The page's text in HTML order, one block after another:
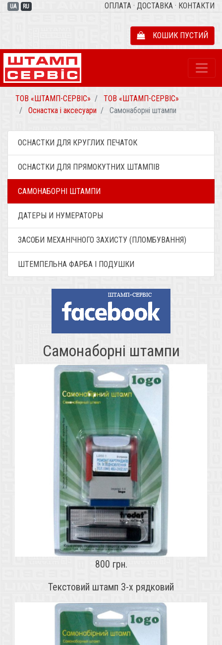
UA RU ОПЛАТА · ДОСТАВКА · КОНТАКТИ
КОШИК ПУСТИЙ
ТОВ «ШТАМП-СЕРВІС»
ТОВ «ШТАМП-СЕРВІС»
Оснастка і аксесуари
Самонаборні штампи
ОСНАСТКИ ДЛЯ КРУГЛИХ ПЕЧАТОК
ОСНАСТКИ ДЛЯ ПРЯМОКУТНИХ ШТАМПІВ
САМОНАБОРНІ ШТАМПИ
ДАТЕРЫ И НУМЕРАТОРЫ
ЗАСОБИ МЕХАНІЧНОГО ЗАХИСТУ (ПЛОМБУВАННЯ)
ШТЕМПЕЛЬНА ФАРБА І ПОДУШКИ
Самонаборні штампи
800 грн.
Текстовий штамп 3-х рядковий